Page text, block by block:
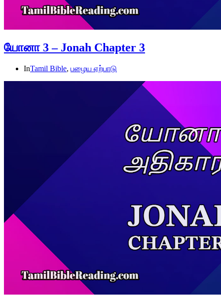
யோனா 3 – Jonah Chapter 3
InTamil Bible, பழைய ஏற்பாடு